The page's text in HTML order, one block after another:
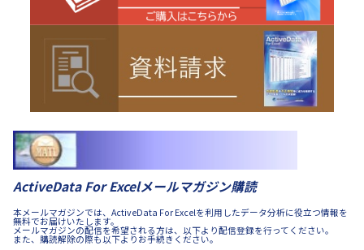
ActiveData For Excelメールマガジン購読
本メールマガジンでは、ActiveData For Excelを利用したデータ分析に役立つ情報を
無料でお届けいたします。
メールマガジンの配信を希望される方は、以下より配信登録を行ってください。
また、購読解除の際も以下よりお手続きください。